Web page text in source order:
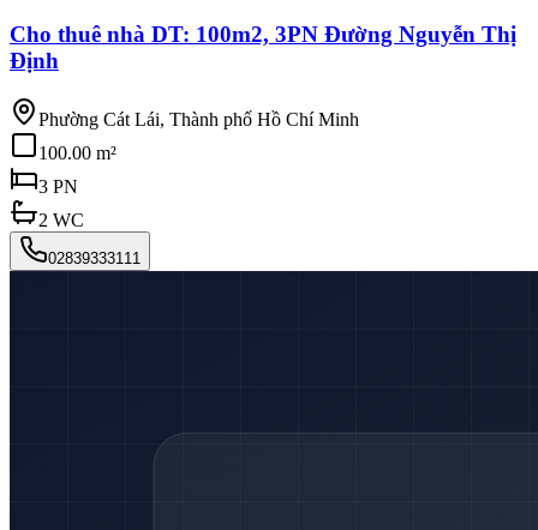
Cho thuê nhà DT: 100m2, 3PN Đường Nguyễn Thị
Định
Phường Cát Lái, Thành phố Hồ Chí Minh
100.00 m²
3 PN
2 WC
02839333111